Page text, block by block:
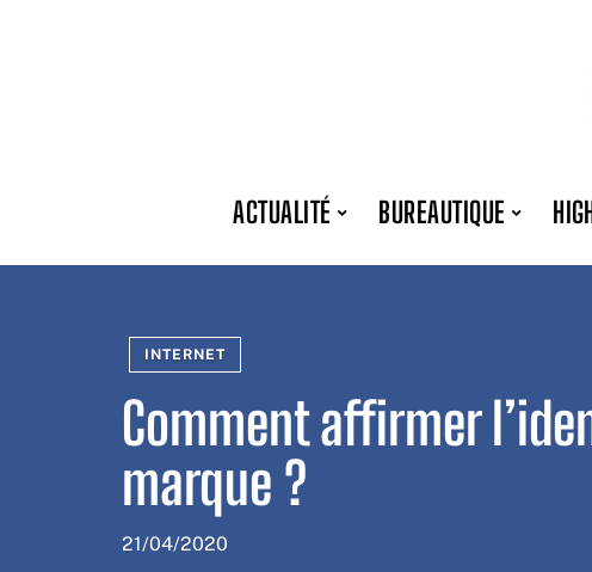
ACTUALITÉ BUREAUTIQUE
INTERNET
Comment affirmer
marque ?
21/04/2020